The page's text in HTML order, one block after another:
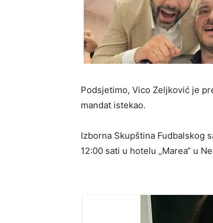
Podsjetimo, Vico Zeljković je
mandat istekao.
Izborna Skupština Fudbalskog
12:00 sati u hotelu „Marea“ u